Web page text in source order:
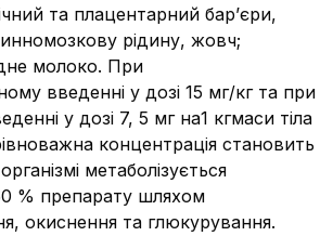
та плацентарний бар’єри,
рідину, жовч;
молоко. При
введенні у дозі 15 мг/кг та при
у дозі 7, 5 мг на1 кгмаси тіла
концентрація становить
метаболізується
% препарату шляхом
окиснення та глюкурування.